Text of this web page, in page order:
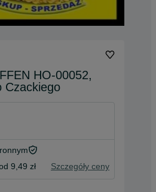
HO-00052,
Czackiego
9,49 zł Szczegóły ceny